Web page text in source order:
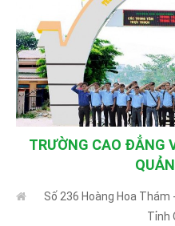
TRƯỜNG CAO ĐẲNG
Số 236 Hoàng Hoa Thám
Tỉnh